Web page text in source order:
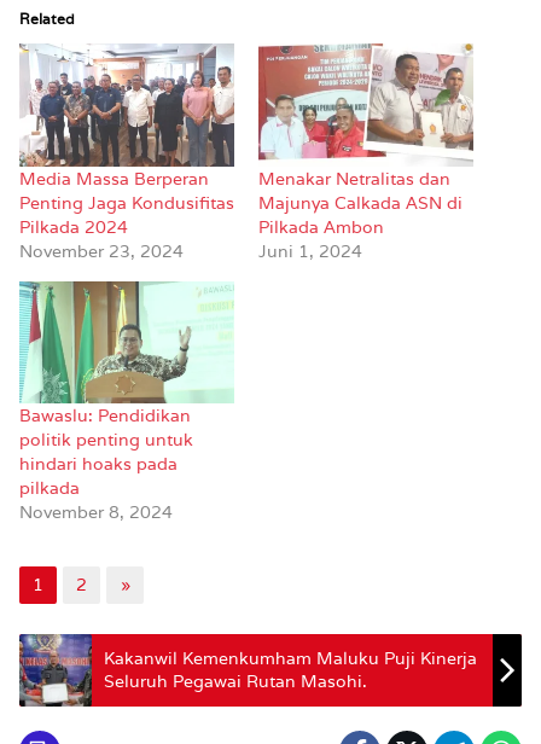
Related
Media Massa Berperan
Penting Jaga Kondusifitas
Pilkada 2024
November 23, 2024
Menakar Netralitas dan
Majunya Calkada ASN di
Pilkada Ambon
Juni 1, 2024
Bawaslu: Pendidikan
politik penting untuk
hindari hoaks pada
pilkada
November 8, 2024
1 2 »
Kakanwil Kemenkumham Maluku Puji Kinerja
Seluruh Pegawai Rutan Masohi.